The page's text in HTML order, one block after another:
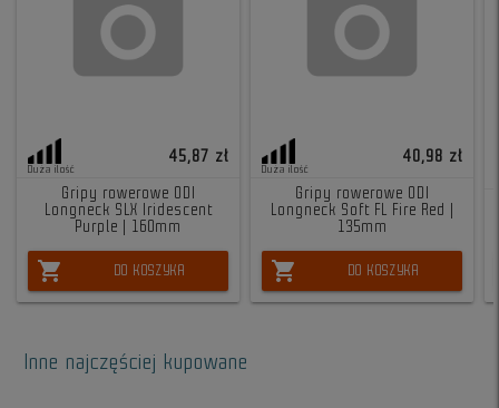
Duża ilość
45,87 zł
Gripy rowerowe ODI
Longneck SLX Iridescent
Purple | 160mm
shopping_cart DO KOSZYKA
Duża ilość
40,98 zł
Gripy rowerowe ODI
Longneck Soft FL Fire Red |
135mm
shopping_cart DO KOSZYKA
Inne najczęściej kupowane